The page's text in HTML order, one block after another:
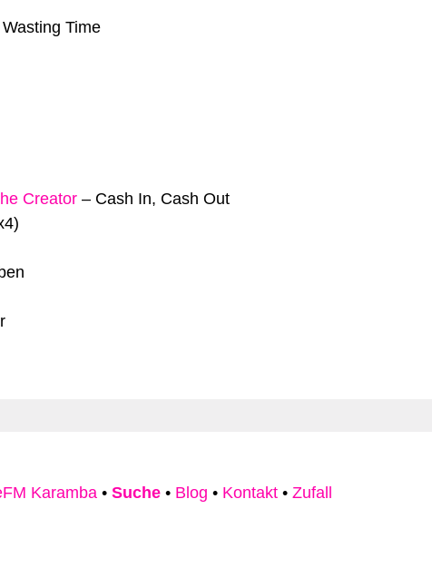
Wasting Time
Creator – Cash In, Cash Out
Karamba • Suche • Blog • Kontakt • Zufall